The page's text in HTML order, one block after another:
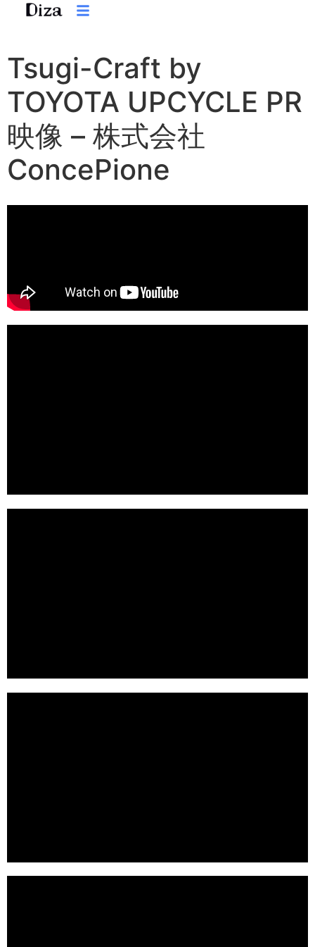
Tsugi-Craft by
TOYOTA UPCYCLE PR
映像 – 株式会社
ConcePione